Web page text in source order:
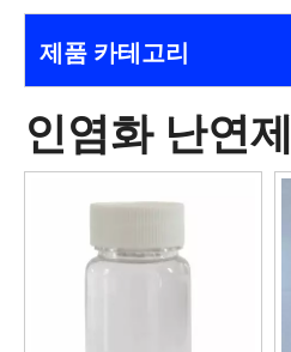
제품 카테고리
인염화 난연제